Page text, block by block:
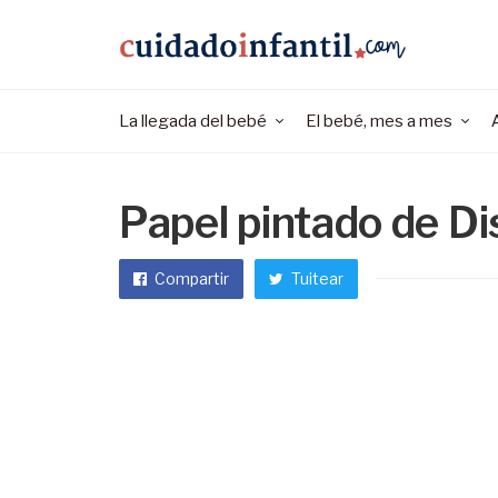
La llegada del bebé El bebé, mes a mes
Papel pintado de
Compartir Tuitear